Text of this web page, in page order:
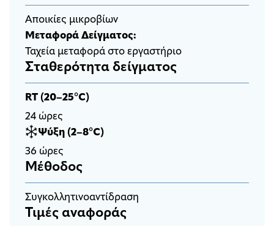
Αποικίες μικροβίων
Μεταφορά Δείγματος:
Ταχεία μεταφορά στο εργαστήριο
Σταθερότητα δείγματος
RT (20–25°C)
24 ώρες
Ψύξη (2–8°C)
36 ώρες
Μέθοδος
Συγκολλητινοαντίδραση
Τιμές αναφοράς